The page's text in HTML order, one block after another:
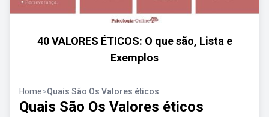
40 VALORES ÉTICOS: O que são, Lista e
Exemplos
Home>Quais São Os Valores éticos
Quais São Os Valores éticos